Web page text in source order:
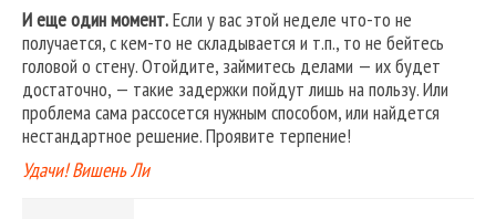
И еще один момент.Если у вас этой неделе что-то не
получается, с кем-то не складывается и т.п., то не бейтесь
головой о стену. Отойдите, займитесь делами — их будет
достаточно, — такие задержки пойдут лишь на пользу. Или
проблема сама рассосется нужным способом, или найдется
нестандартное решение. Проявите терпение!
Удачи! Вишень Ли